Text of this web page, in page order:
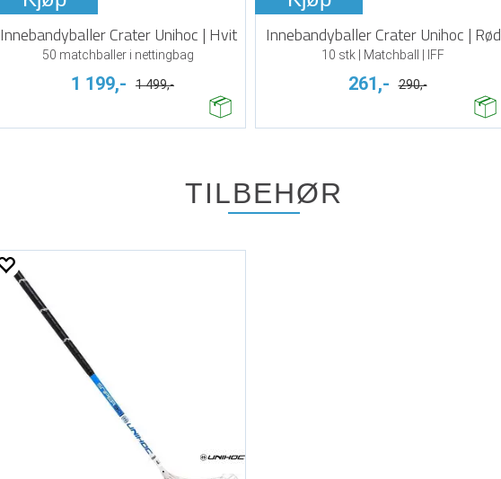
Innebandyballer Crater Unihoc | Hvit
50 matchballer i nettingbag
1 199,- 1 499,-
Innebandyballer Crater Unihoc | Rød
10 stk | Matchball | IFF
261,- 290,-
TILBEHØR